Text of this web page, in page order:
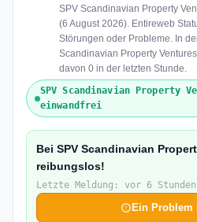
SPV Scandinavian Property
(6 August 2026). Entireweb
Störungen oder Probleme. In
Scandinavian Property
davon 0 in der letzten Stunde.
SPV Scandinavian Property
einwandfrei
Bei SPV Scandinavian
reibungslos!
Letzte Meldung: vor 6 Stunden
Ein Problem